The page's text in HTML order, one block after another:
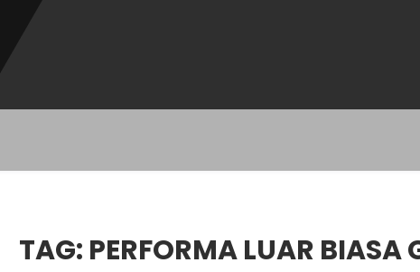
TAG: PERFORMA LUAR BIASA